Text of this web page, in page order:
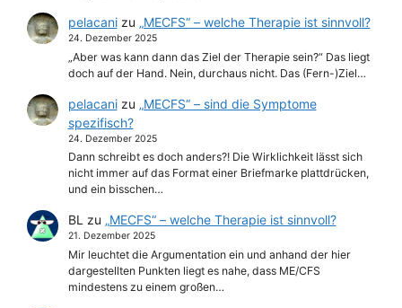
pelacanizu „MECFS“ – welche Therapie ist sinnvoll?
24. Dezember 2025
„Aber was kann dann das Ziel der Therapie sein?“ Das liegt
doch auf der Hand. Nein, durchaus nicht. Das (Fern-)Ziel…
pelacanizu „MECFS“ – sind die Symptome
spezifisch?
24. Dezember 2025
Dann schreibt es doch anders?! Die Wirklichkeit lässt sich
nicht immer auf das Format einer Briefmarke plattdrücken,
und ein bisschen…
BL zu „MECFS“ – welche Therapie ist sinnvoll?
21. Dezember 2025
Mir leuchtet die Argumentation ein und anhand der hier
dargestellten Punkten liegt es nahe, dass ME/CFS
mindestens zu einem großen…